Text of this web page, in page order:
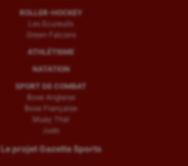
ROLLER-HOCKEY
Les Ecureuils
Green Falcons
ATHLÉTISME
NATATION
SPORT DE COMBAT
Boxe Anglaise
Boxe Française
Muay Thaï
Judo
Le projet Gazette Sports